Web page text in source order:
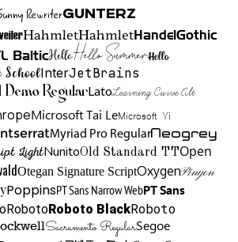
RewriterGunterz
HahmletHahmletHandelGothic
BalticHelloHello SummerHello
SchoolInterJetBrains
RegularLatoLearning Curve Alt
Microsoft Tai LeMicrosoft Yi
Myriad Pro RegularNeogrey
LightNunitoOld Standard TTOpen
Otegan Signature ScriptOxygenPinyon
PoppinsPT Sans Narrow WebPT Sans
RobotoRoboto BlackRoboto
Sacramento RegularSegoe